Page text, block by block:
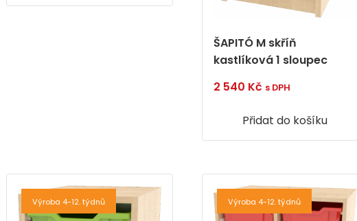
ŠAPITÓ M skříň
kastlíková 1 sloupec
2 540 Kč s DPH
Přidat do košíku
Výroba 4-12. týdnů Výroba 4-12. týdnů